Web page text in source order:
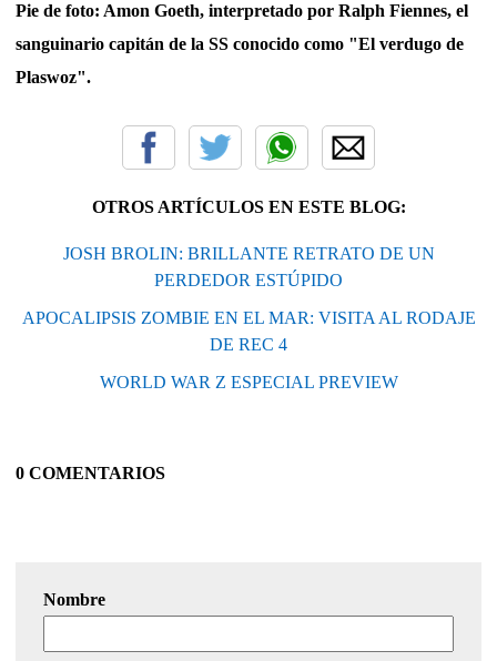
Pie de foto: Amon Goeth, interpretado por Ralph Fiennes, el
sanguinario capitán de la SS conocido como "El verdugo de
Plaswoz".
OTROS ARTÍCULOS EN ESTE BLOG:
JOSH BROLIN: BRILLANTE RETRATO DE UN
PERDEDOR ESTÚPIDO
APOCALIPSIS ZOMBIE EN EL MAR: VISITA AL RODAJE
DE REC 4
WORLD WAR Z ESPECIAL PREVIEW
0 COMENTARIOS
Nombre